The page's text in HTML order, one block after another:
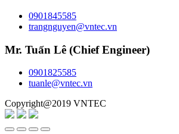
0901845585
trangnguyen@vntec.vn
Mr. Tuấn Lê (Chief Engineer)
0901825585
tuanle@vntec.vn
Copyright@2019 VNTEC